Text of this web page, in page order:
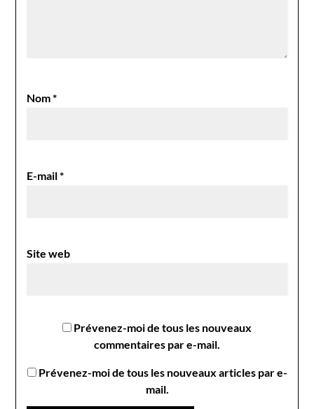
Nom*
E-mail*
Site web
Prévenez-moi de tous les nouveaux
commentaires par e-mail.
Prévenez-moi de tous les nouveaux articles par e-
mail.